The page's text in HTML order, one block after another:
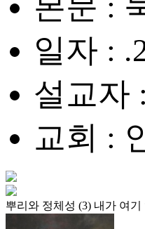
일자 :
설교자
교회 :
뿌리와 정체성 (3) 내가 여기